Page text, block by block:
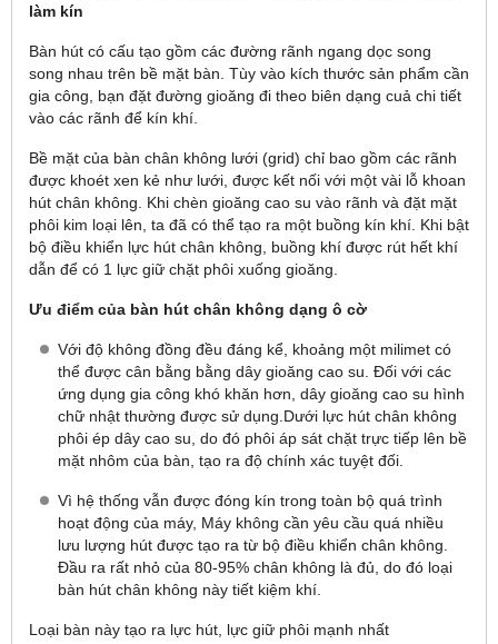
làm kín
Bàn hút có cấu tạo gồm các đường rãnh ngang dọc song
song nhau trên bề mặt bàn. Tùy vào kích thước sản phẩm cần
gia công, bạn đặt đường gioăng đi theo biên dạng cuả chi tiết
vào các rãnh để kín khí.
Bề mặt của bàn chân không lưới (grid) chỉ bao gồm các rãnh
được khoét xen kẻ như lưới, được kết nối với một vài lỗ khoan
hút chân không. Khi chèn gioăng cao su vào rãnh và đặt mặt
phôi kim loại lên, ta đã có thể tạo ra một buồng kín khí. Khi bật
bộ điều khiển lực hút chân không, buồng khí được rút hết khí
dẫn để có 1 lực giữ chặt phôi xuống gioăng.
Ưu điểm của bàn hút chân không dạng ô cờ
Với độ không đồng đều đáng kể, khoảng một milimet có
thể được cân bằng bằng dây gioăng cao su. Đối với các
ứng dụng gia công khó khăn hơn, dây gioăng cao su hình
chữ nhật thường được sử dụng.Dưới lực hút chân không
phôi ép dây cao su, do đó phôi áp sát chặt trực tiếp lên bề
mặt nhôm của bàn, tạo ra độ chính xác tuyệt đối.
Vì hệ thống vẫn được đóng kín trong toàn bộ quá trình
hoạt động của máy, Máy không cần yêu cầu quá nhiều
lưu lượng hút được tạo ra từ bộ điều khiển chân không.
Đầu ra rất nhỏ của 80-95% chân không là đủ, do đó loại
bàn hút chân không này tiết kiệm khí.
Loại bàn này tạo ra lực hút, lực giữ phôi mạnh nhất